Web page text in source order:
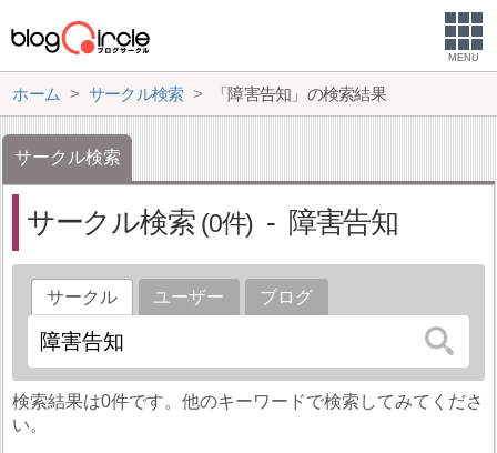
MENU
ホーム サークル検索 「障害告知」の検索結果
サークル検索
サークル検索 0 障害告知
サークル ユーザー ブログ
検索結果は0件です。他のキーワードで検索してみてくださ
い。